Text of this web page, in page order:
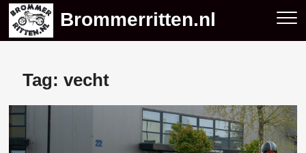
Skip
content
Brommerritten.nl
Tag:vecht